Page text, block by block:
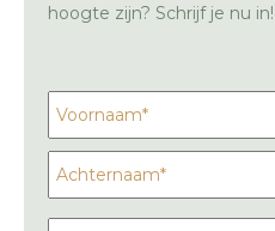
hoogte zijn? Schrijf je nu in!